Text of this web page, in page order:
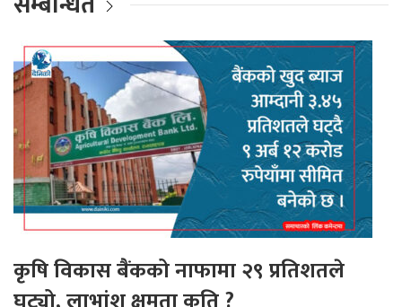
कृषि विकास बैंकको नाफामा २९ प्रतिशतले